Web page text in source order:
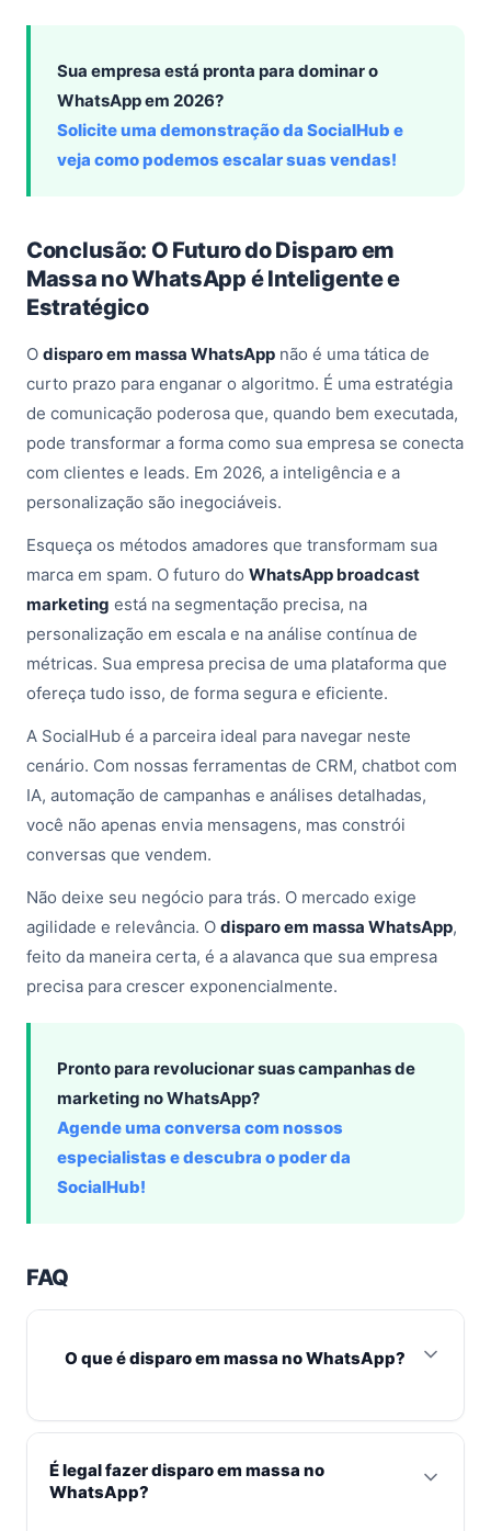
Sua empresa está pronta para dominar o
WhatsApp em 2026?
Solicite uma demonstração da SocialHub e
veja como podemos escalar suas vendas!
Conclusão: O Futuro do Disparo em
Massa no WhatsApp é Inteligente e
Estratégico
O disparo em massa WhatsApp não é uma tática de
curto prazo para enganar o algoritmo. É uma estratégia
de comunicação poderosa que, quando bem executada,
pode transformar a forma como sua empresa se conecta
com clientes e leads. Em 2026, a inteligência e a
personalização são inegociáveis.
Esqueça os métodos amadores que transformam sua
marca em spam. O futuro do WhatsApp broadcast
marketing está na segmentação precisa, na
personalização em escala e na análise contínua de
métricas. Sua empresa precisa de uma plataforma que
ofereça tudo isso, de forma segura e eficiente.
A SocialHub é a parceira ideal para navegar neste
cenário. Com nossas ferramentas de CRM, chatbot com
IA, automação de campanhas e análises detalhadas,
você não apenas envia mensagens, mas constrói
conversas que vendem.
Não deixe seu negócio para trás. O mercado exige
agilidade e relevância. O disparo em massa WhatsApp,
feito da maneira certa, é a alavanca que sua empresa
precisa para crescer exponencialmente.
Pronto para revolucionar suas campanhas de
marketing no WhatsApp?
Agende uma conversa com nossos
especialistas e descubra o poder da
SocialHub!
FAQ
O que é disparo em massa no WhatsApp?
Disparo em massa no WhatsApp é o envio de
mensagens de marketing para múltiplos contatos
simultaneamente, utilizando plataformas oficiais como
É legal fazer disparo em massa no
WhatsApp?